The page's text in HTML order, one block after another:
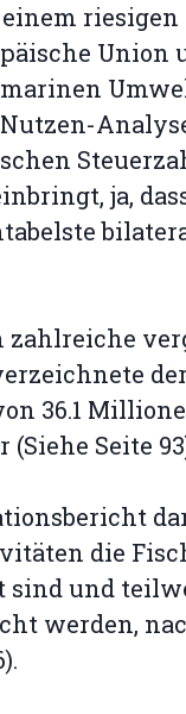
riesigen
Union
ja,
der
36.1
Seite
die
sind und
werden,